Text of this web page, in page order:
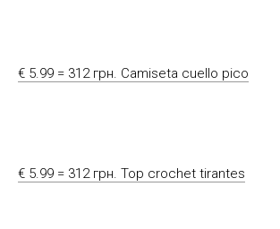
€ 5.99 = 312 грн. Camiseta cuello pico
€ 5.99 = 312 грн. Top crochet tirantes